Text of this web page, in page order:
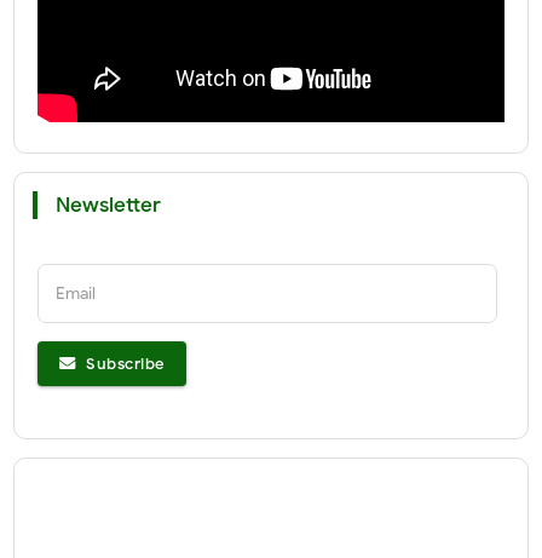
Newsletter
Email
Subscribe